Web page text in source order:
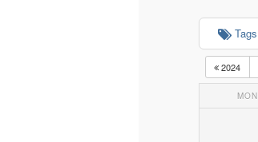
content
Tags
2024
MON